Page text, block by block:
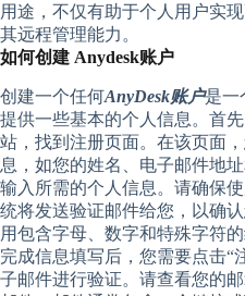
用途，不仅有助于个人用户实
其远程管理能力。
如何创建 Anydesk账户
创建一个任何AnyDesk账户是一
提供一些基本的个人信息。首
站，找到注册页面。在该页面
息，如您的姓名、电子邮件地
输入所需的个人信息。请确保
统将发送验证邮件给您，以确
用包含字母、数字和特殊字符
完成信息填写后，您需要点击“
子邮件进行验证。请查看您的